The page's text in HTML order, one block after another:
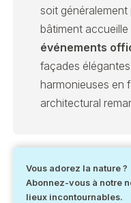
soit
bâtiment
événements
façades
harmonieuses en
architectural
Vous adorez la nature ?
Abonnez-vous à notre
lieux incontournables.